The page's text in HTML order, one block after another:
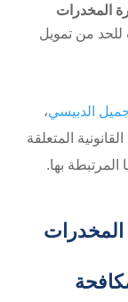
المخدرات
للحد من تمويل
الدبيسي،
المتعلقة
المرتبطة بها.
المخدرات